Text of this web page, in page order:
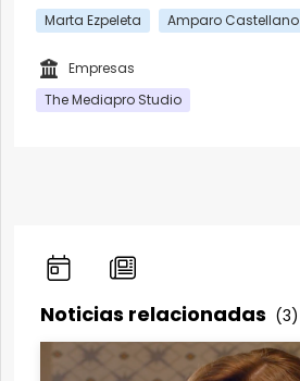
Marta Ezpeleta
Amparo Castellano
Empresas
The Mediapro Studio
Noticias relacionadas (3)